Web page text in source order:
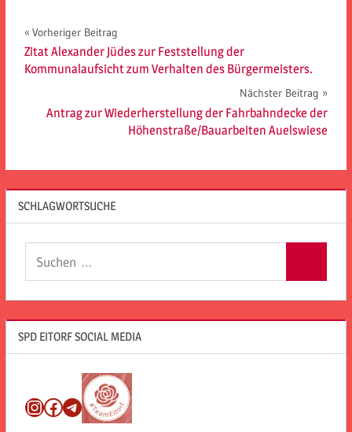
Beitragsnavigation
Vorheriger Beitrag
Zitat Alexander Jüdes zur Feststellung der
Kommunalaufsicht zum Verhalten des Bürgermeisters.
Nächster Beitrag
Antrag zur Wiederherstellung der Fahrbahndecke der
Höhenstraße/Bauarbeiten Auelswiese
SCHLAGWORTSUCHE
SPD EITORF SOCIAL MEDIA
Instagram
Facebook
Telegram